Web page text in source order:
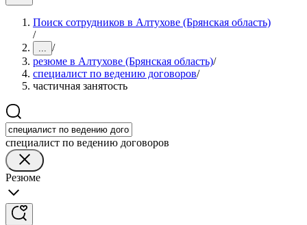
Поиск сотрудников в Алтухове (Брянская область)
/
... /
резюме в Алтухове (Брянская область)/
специалист по ведению договоров/
частичная занятость
специалист по ведению договоров
Резюме